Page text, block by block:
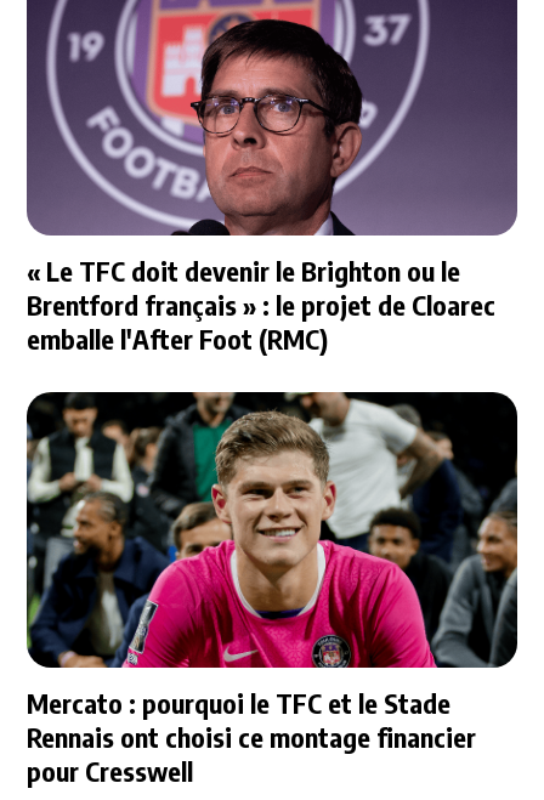
« Le TFC doit devenir le Brighton ou le
Brentford français » : le projet de Cloarec
emballe l'After Foot (RMC)
Mercato : pourquoi le TFC et le Stade
Rennais ont choisi ce montage financier
pour Cresswell